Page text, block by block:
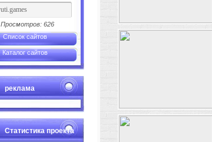
Просмотров: 626
Список сайтов
Каталог сайтов
реклама
Статистика проекта